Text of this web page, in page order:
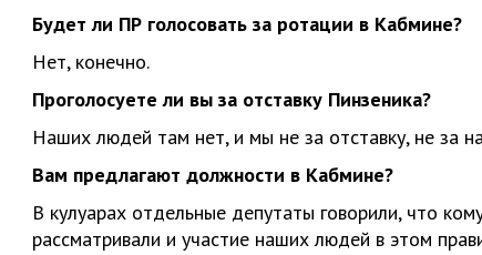
Будет ли ПР голосовать за ротации в Кабмине?
Нет, конечно.
Проголосуете ли вы за отставку Пинзеника?
Наших людей там нет, и мы не за отставку, не за
Вам предлагают должности в Кабмине?
В кулуарах отдельные депутаты говорили, что
рассматривали и участие наших людей в этом